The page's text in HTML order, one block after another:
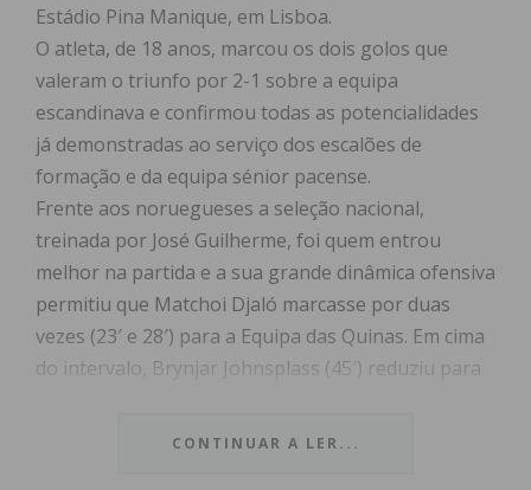
Estádio Pina Manique, em Lisboa.
O atleta, de 18 anos, marcou os dois golos que
valeram o triunfo por 2-1 sobre a equipa
escandinava e confirmou todas as potencialidades
já demonstradas ao serviço dos escalões de
formação e da equipa sénior pacense.
Frente aos noruegueses a seleção nacional,
treinada por José Guilherme, foi quem entrou
melhor na partida e a sua grande dinâmica ofensiva
permitiu que Matchoi Djaló marcasse por duas
vezes (23′ e 28′) para a Equipa das Quinas. Em cima
do intervalo, Brynjar Johnsplass (45′) reduziu para
registou qualquer alteração no marcador, pelo que
CONTINUAR A LER...